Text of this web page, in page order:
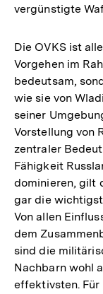
vergünstigte
Die OVKS ist
Vorgehen im
bedeutsam,
wie sie von
seiner
Vorstellung von
zentraler
Fähigkeit
dominieren, gilt
gar die
Von allen
dem
sind die
Nachbarn wohl
effektivsten. Für